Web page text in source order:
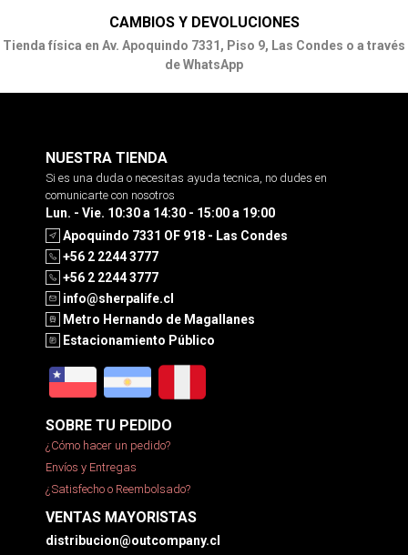
CAMBIOS Y DEVOLUCIONES
Tienda física en Av. Apoquindo 7331, Piso 9, Las Condes o a través
de WhatsApp
NUESTRA TIENDA
Si es una duda o necesitas ayuda tecnica, no dudes en
comunicarte con nosotros
Lun. - Vie. 10:30 a 14:30 - 15:00 a 19:00
Apoquindo 7331 OF 918 - Las Condes
+56 2 2244 3777
+56 2 2244 3777
info@sherpalife.cl
Metro Hernando de Magallanes
Estacionamiento Público
SOBRE TU PEDIDO
¿Cómo hacer un pedido?
Envíos y Entregas
¿Satisfecho o Reembolsado?
VENTAS MAYORISTAS
distribucion@outcompany.cl